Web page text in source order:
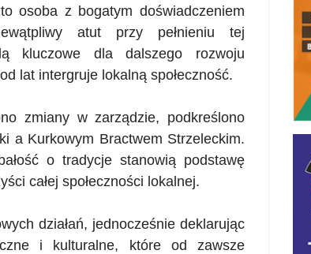
osoba z bogatym doświadczeniem
atut przy pełnieniu tej
kluczowe dla dalszego rozwoju
lat intergruje lokalną społeczność.
zmiany w zarządzie, podkreślono
a Kurkowym Bractwem Strzeleckim.
o tradycje stanowią podstawę
całej społeczności lokalnej.
działań, jednocześnie deklarując
i kulturalne, które od zawsze